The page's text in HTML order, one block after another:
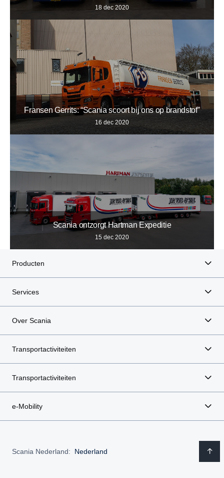
18 dec 2020
Fransen Gerrits: “Scania scoort bij ons op brandstof”
16 dec 2020
Scania ontzorgt Hartman Expeditie
15 dec 2020
Producten
Services
Over Scania
Transportactiviteiten
Transportactiviteiten
e-Mobility
Scania Nederland: Nederland